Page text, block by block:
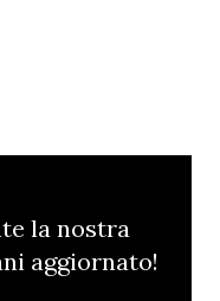
la nostra
aggiornato!